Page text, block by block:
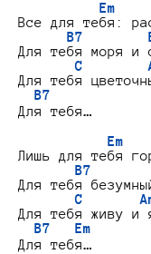
Em
Все для тебя:
B7
Для тебя моря и
C
Для тебя
B7
Для тебя…
Em
Лишь для тебя
B7
Для тебя
C
Для тебя живу и
B7   Em
Для тебя…